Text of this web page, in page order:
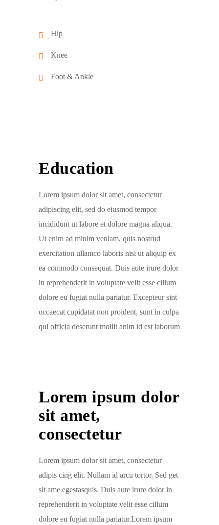
Hip
Knee
Foot & Ankle
Education
Lorem ipsum dolor sit amet, consectetur
adipiscing elit, sed do eiusmod tempor
incididunt ut labore et dolore magna aliqua.
Ut enim ad minim veniam, quis nostrud
exercitation ullamco laboris nisi ut aliquip ex
ea commodo consequat. Duis aute irure dolor
in reprehenderit in voluptate velit esse cillum
dolore eu fugiat nulla pariatur. Excepteur sint
occaecat cupidatat non proident, sunt in culpa
qui officia deserunt mollit anim id est laborum
Lorem ipsum dolor
sit amet,
consectetur
Lorem ipsum dolor sit amet, consectetur
adipis cing elit. Nullam id arcu tortor. Sed get
sit ame egestasquis. Duis aute irure dolor in
reprehenderit in voluptate velit esse cillum
dolore eu fugiat nulla pariatur.Lorem ipsum